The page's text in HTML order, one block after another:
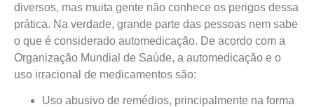
diversos, mas muita gente não conhece os perigos dessa
prática. Na verdade, grande parte das pessoas nem sabe
o que é considerado automedicação. De acordo com a
Organização Mundial de Saúde, a automedicação e o
uso irracional de medicamentos são:
Uso abusivo de remédios, principalmente na forma